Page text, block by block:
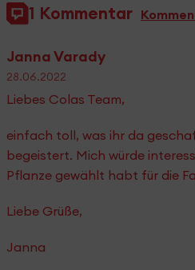
1 Kommentar
Janna Varady
28.06.2022
Liebes Colas Team,
einfach toll, was ihr da
begeistert. Mich würde
Pflanze gewählt habt für die
Liebe Grüße,
Janna